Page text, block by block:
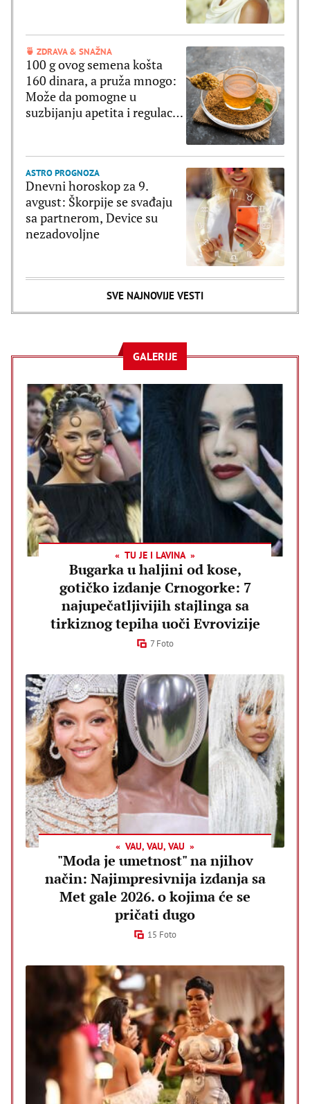
🍵 ZDRAVA & SNAŽNA
100 g ovog semena košta
160 dinara, a pruža mnogo:
Može da pomogne u
suzbijanju apetita i regulaciji
ASTRO PROGNOZA
Dnevni horoskop za 9.
avgust: Škorpije se svađaju
sa partnerom, Device su
nezadovoljne
SVE NAJNOVIJE VESTI
GALERIJE
TU JE I LAVINA
Bugarka u haljini od kose,
gotičko izdanje Crnogorke: 7
najupečatljivijih stajlinga sa
tirkiznog tepiha uoči Evrovizije
7 Foto
VAU, VAU, VAU
"Moda je umetnost" na njihov
način: Najimpresivnija izdanja sa
Met gale 2026. o kojima će se
pričati dugo
15 Foto